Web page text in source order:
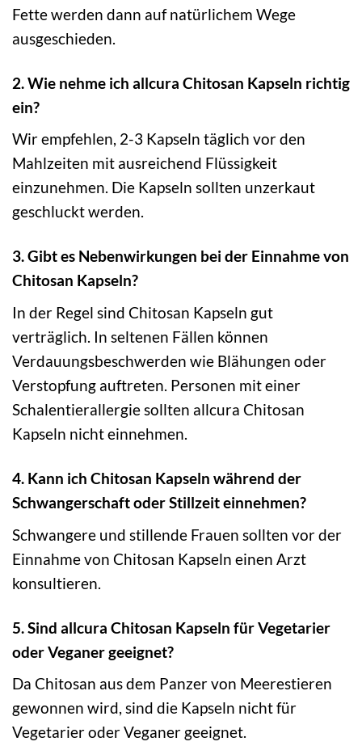
Fette werden dann auf natürlichem Wege
ausgeschieden.
2. Wie nehme ich allcura Chitosan Kapseln richtig
ein?
Wir empfehlen, 2-3 Kapseln täglich vor den
Mahlzeiten mit ausreichend Flüssigkeit
einzunehmen. Die Kapseln sollten unzerkaut
geschluckt werden.
3. Gibt es Nebenwirkungen bei der Einnahme von
Chitosan Kapseln?
In der Regel sind Chitosan Kapseln gut
verträglich. In seltenen Fällen können
Verdauungsbeschwerden wie Blähungen oder
Verstopfung auftreten. Personen mit einer
Schalentierallergie sollten allcura Chitosan
Kapseln nicht einnehmen.
4. Kann ich Chitosan Kapseln während der
Schwangerschaft oder Stillzeit einnehmen?
Schwangere und stillende Frauen sollten vor der
Einnahme von Chitosan Kapseln einen Arzt
konsultieren.
5. Sind allcura Chitosan Kapseln für Vegetarier
oder Veganer geeignet?
Da Chitosan aus dem Panzer von Meerestieren
gewonnen wird, sind die Kapseln nicht für
Vegetarier oder Veganer geeignet.